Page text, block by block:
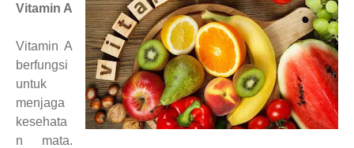
Vitamin A
Vitamin A
berfungsi
untuk
menjaga
kesehata
n mata.